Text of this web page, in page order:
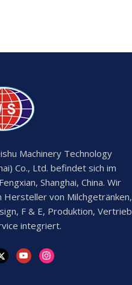
Machinery Technology
Co., Ltd. befindet sich im
Shanghai, China. Wir
Hersteller von Milchgetränken,
F & E, Produktion, Vertrieb
integriert.